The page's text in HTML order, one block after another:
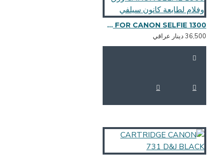
CANON INKJET & PAPER RP 108 FOR CANON SELFIE 1300 ورق وفلام لطابعة كانون سيلفي
دينار عراقي